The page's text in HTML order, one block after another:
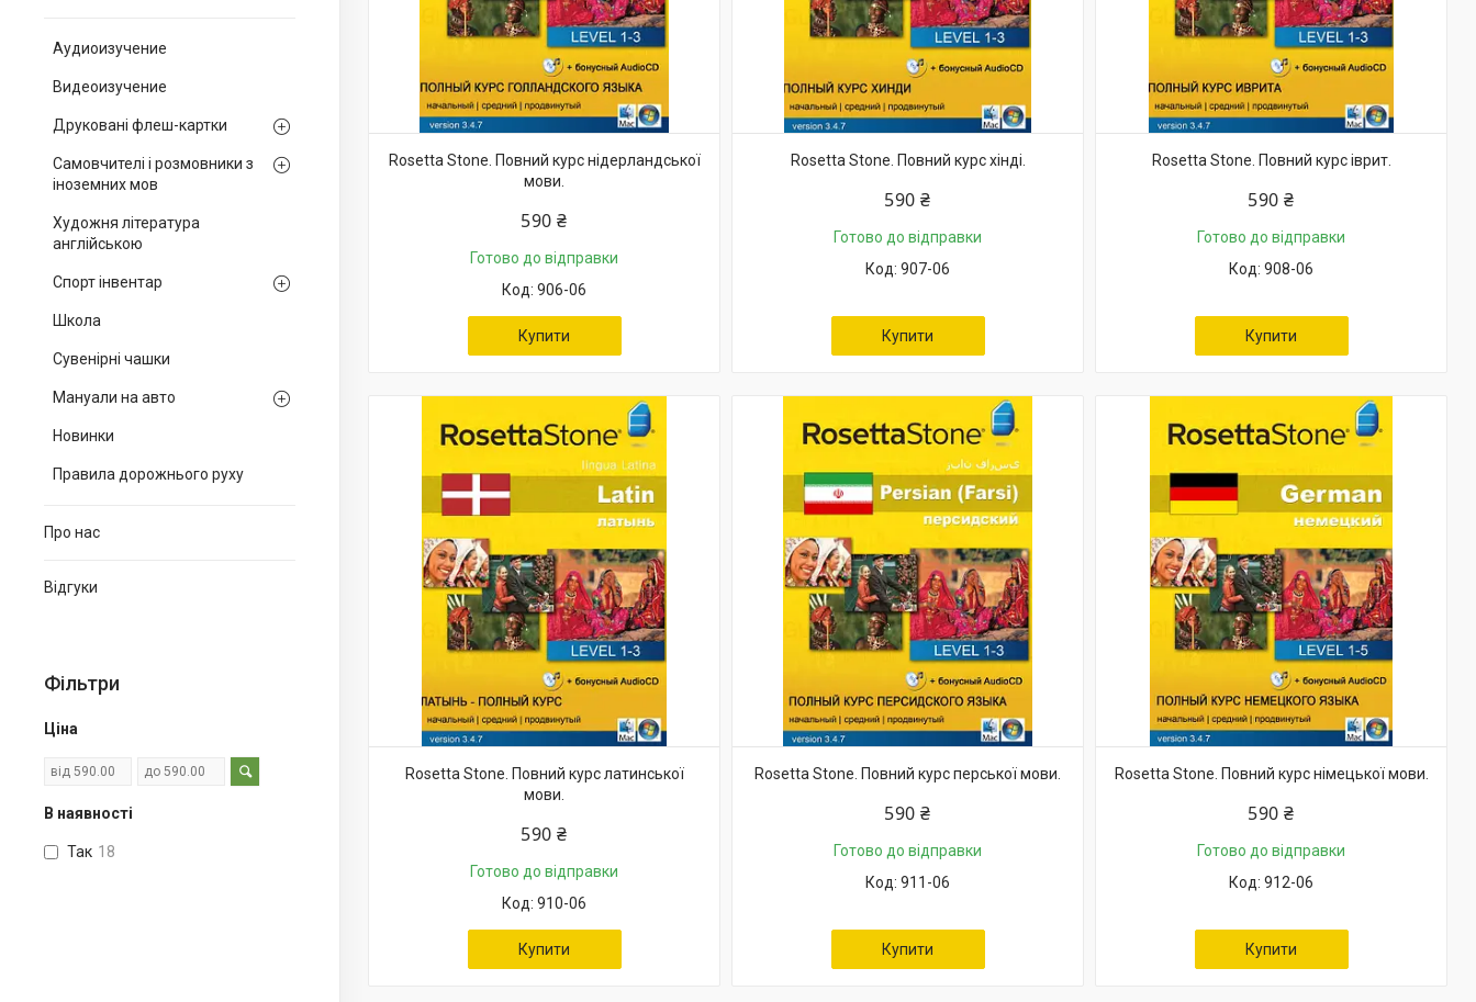
Аудиоизучение
Видеоизучение
Друковані флеш-картки
Самовчителі і розмовники з
іноземних мов
Художня література
англійською
Спорт інвентар
Школа
Сувенірні чашки
Мануали на авто
Новинки
Правила дорожнього руху
Про нас
Відгуки
Фільтри
Ціна
В наявності
Так 18
Rosetta Stone. Повний курс нідерландської
мови.
590 ₴
Готово до відправки
906-06
Купити
Rosetta Stone. Повний курс хінді.
590 ₴
Готово до відправки
907-06
Купити
Rosetta Stone. Повний курс іврит.
590 ₴
Готово до відправки
908-06
Купити
Rosetta Stone. Повний курс латинської
мови.
590 ₴
Готово до відправки
910-06
Купити
Rosetta Stone. Повний курс перської мови.
590 ₴
Готово до відправки
911-06
Купити
Rosetta Stone. Повний курс німецької мови.
590 ₴
Готово до відправки
912-06
Купити